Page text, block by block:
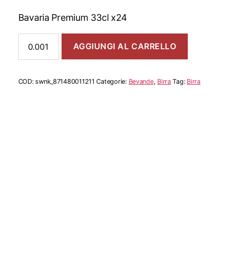
Bavaria Premium 33cl x24
Premium
33cl
quantità
AGGIUNGI AL CARRELLO
COD:swnk_871480011211 Categorie: Bevande, Birra Tag: Birra